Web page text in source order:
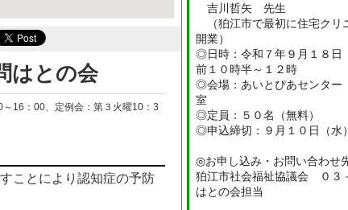
はとの会
16：00、定例会：第３火曜10：3
ことにより認知症の予防
吉川哲矢 先生
（狛江市で最初に住宅クリ
開業）
◎日時：令和７年９月１８日
前１０時半～１２時
◎会場：あいとぴあセンタ
室
◎定員：５０名（無料）
◎申込締切：９月１０日（水）
◎お申し込み・お問い合わせ
狛江市社会福祉協議会 ０３
はとの会担当